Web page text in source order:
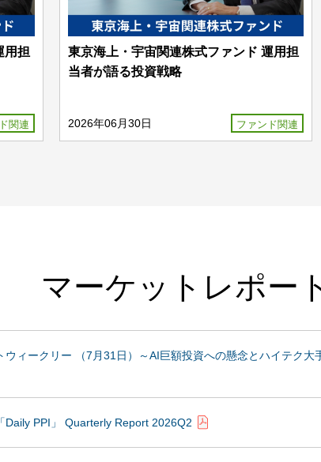
用担
関連
東京海上・宇宙関連株式ファンド 運用担
当者が語る投資戦略
2026年06月30日 ファンド関連
マーケットレポー
ウィークリー （7月31日）～AI巨額投資への懸念とハイテク大
Daily PPI」 Quarterly Report 2026Q2